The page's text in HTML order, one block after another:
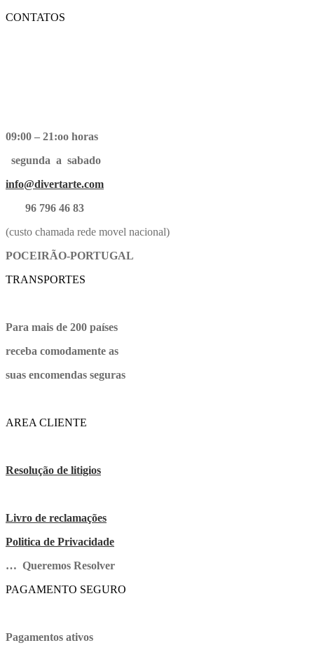
CONTATOS
09:00 – 21:oo horas
segunda a sabado
info@divertarte.com
96 796 46 83
(custo chamada rede movel nacional)
POCEIRÃO-PORTUGAL
TRANSPORTES
Para mais de 200 países
receba comodamente as
suas encomendas seguras
AREA CLIENTE
Resolução de litigios
Livro de reclamações
Politica de Privacidade
… Queremos Resolver
PAGAMENTO SEGURO
Pagamentos ativos